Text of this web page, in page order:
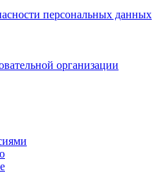
персональных данных
организации